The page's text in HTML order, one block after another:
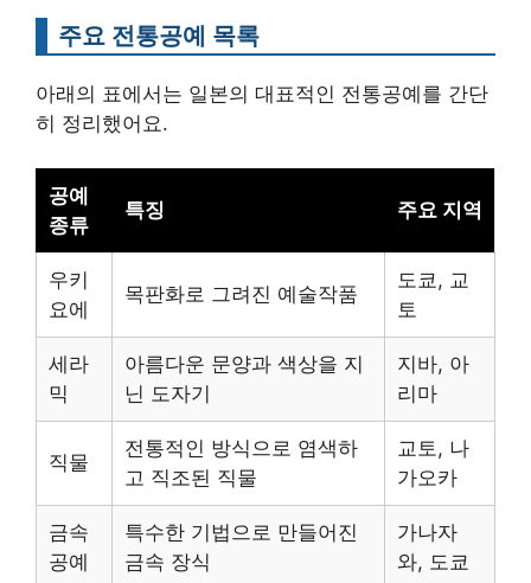
주요 전통공예 목록
아래의 표에서는 일본의 대표적인 전통공예를 간단
히 정리했어요.
공예
종류
특징 주요 지역
우키
요에
목판화로 그려진 예술작품
도쿄, 교
토
세라
믹
아름다운 문양과 색상을 지
닌 도자기
지바, 아
리마
직물
전통적인 방식으로 염색하
고 직조된 직물
교토, 나
가오카
금속
공예
특수한 기법으로 만들어진
금속 장식
가나자
와, 도쿄